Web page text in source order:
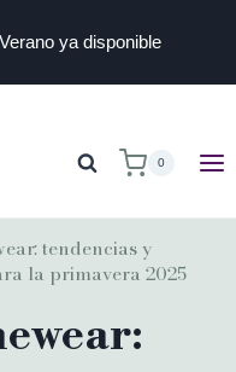
ya disponible
0
tendencias y
la primavera 2025